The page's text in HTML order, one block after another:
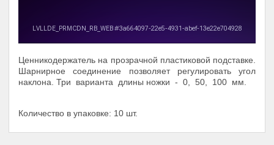
Ценникодержатель на прозрачной пластиковой подставке.
Шарнирное соединение позволяет регулировать угол
наклона. Три варианта длины ножки - 0, 50, 100 мм.
Количество в упаковке: 10 шт.